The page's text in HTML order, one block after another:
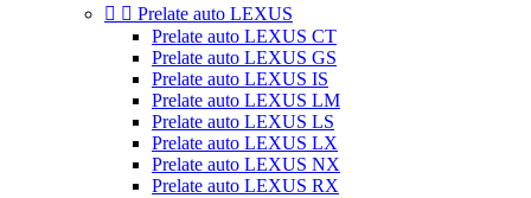
  Prelate auto LEXUS
Prelate auto LEXUS CT
Prelate auto LEXUS GS
Prelate auto LEXUS IS
Prelate auto LEXUS LM
Prelate auto LEXUS LS
Prelate auto LEXUS LX
Prelate auto LEXUS NX
Prelate auto LEXUS RX